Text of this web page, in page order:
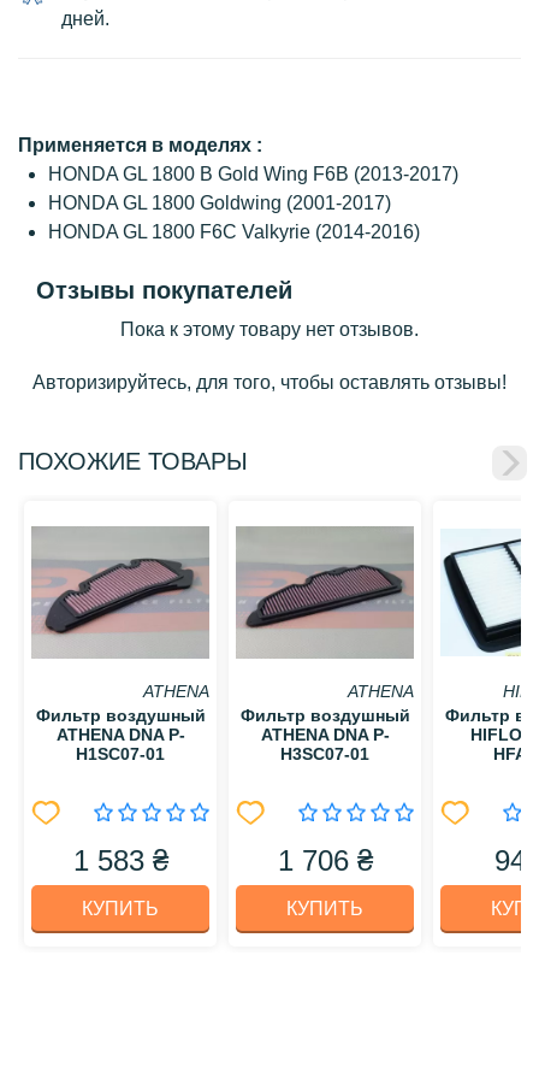
дней.
Применяется в моделях :
HONDA GL 1800 B Gold Wing F6B (2013-2017)
HONDA GL 1800 Goldwing (2001-2017)
HONDA GL 1800 F6C Valkyrie (2014-2016)
Отзывы покупателей
Пока к этому товару нет отзывов.
Авторизируйтесь, для того, чтобы оставлять отзывы!
ПОХОЖИЕ ТОВАРЫ
ATHENA
Фильтр воздушный
ATHENA DNA P-
H1SC07-01
1 583 ₴
КУПИТЬ
ATHENA
Фильтр воздушный
ATHENA DNA P-
H3SC07-01
1 706 ₴
КУПИТЬ
Фильтр
HIFLO